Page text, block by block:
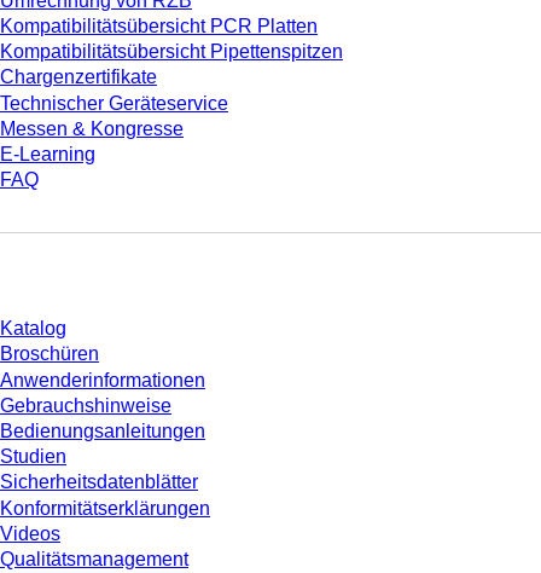
Kompatibilitätsübersicht PCR Platten
Kompatibilitätsübersicht Pipettenspitzen
Chargenzertifikate
Technischer Geräteservice
Messen & Kongresse
E-Learning
FAQ
Katalog
Broschüren
Anwenderinformationen
Gebrauchshinweise
Bedienungsanleitungen
Studien
Sicherheitsdatenblätter
Konformitätserklärungen
Videos
Qualitätsmanagement